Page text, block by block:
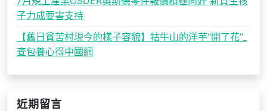
子力成要害支持
【舊日貧苦村現今的樣子容貌】牯牛山的洋芋“開了花”_
查包養心得中國網
近期留言